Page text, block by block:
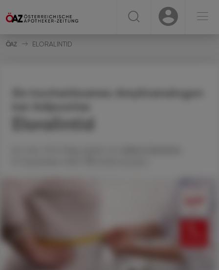
USER USER ☰
ELORALINTID
Eloralintid